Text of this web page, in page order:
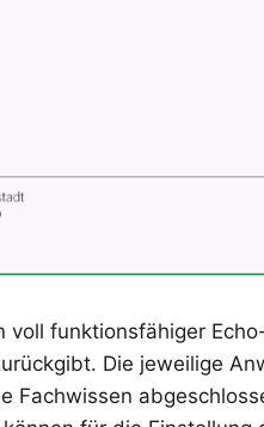
voll funktionsfähiger
Die jeweilige
Fachwissen